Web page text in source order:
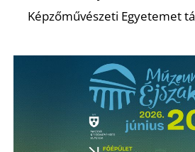
Képzőművészeti Egyetemet